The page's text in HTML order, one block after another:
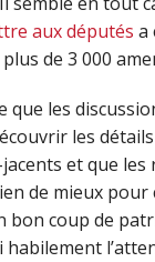
aux députés a
de 3 000
que les
les
et que
de mieux pour
bon coup de